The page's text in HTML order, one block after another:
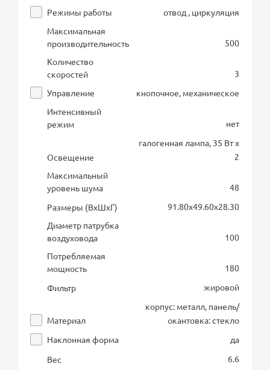
Режимы работы
отвод , циркуляция
Максимальная
производительность
500
Количество
скоростей
3
Управление
кнопочное, механическое
Интенсивный
режим
нет
Освещение
галогенная лампа, 35 Вт х
2
Максимальный
уровень шума
48
Размеры (ВхШхГ)
91.80х49.60х28.30
Диаметр патрубка
воздуховода
100
Потребляемая
мощность
180
Фильтр
жировой
Материал
корпус: металл, панель/
окантовка: стекло
Наклонная форма
да
Вес
6.6